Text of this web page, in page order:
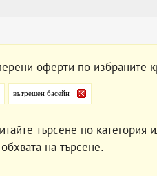
оферти по избраните
вътрешен басейн
търсене по категория
на търсене.